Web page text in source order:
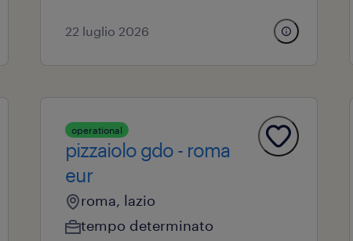
22 luglio 2026
operational
pizzaiolo gdo - roma
eur
roma, lazio
tempo determinato